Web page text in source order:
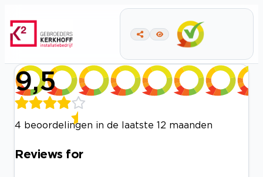
9,5
4 beoordelingen in de laatste 12 maanden
Reviews for